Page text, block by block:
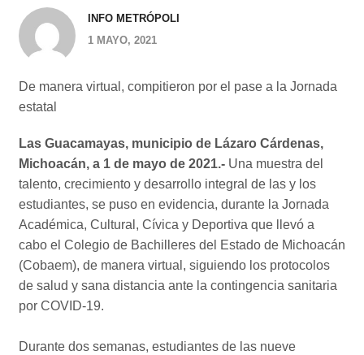
INFO METRÓPOLI
1 MAYO, 2021
De manera virtual, compitieron por el pase a la Jornada
estatal
Las Guacamayas, municipio de Lázaro Cárdenas,
Michoacán, a 1 de mayo de 2021.- Una muestra del
talento, crecimiento y desarrollo integral de las y los
estudiantes, se puso en evidencia, durante la Jornada
Académica, Cultural, Cívica y Deportiva que llevó a
cabo el Colegio de Bachilleres del Estado de Michoacán
(Cobaem), de manera virtual, siguiendo los protocolos
de salud y sana distancia ante la contingencia sanitaria
por COVID-19.
Durante dos semanas, estudiantes de las nueve